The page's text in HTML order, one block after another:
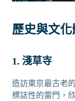
歷史與文化
1. 淺草寺
造訪東京最古老
標誌性的雷門，